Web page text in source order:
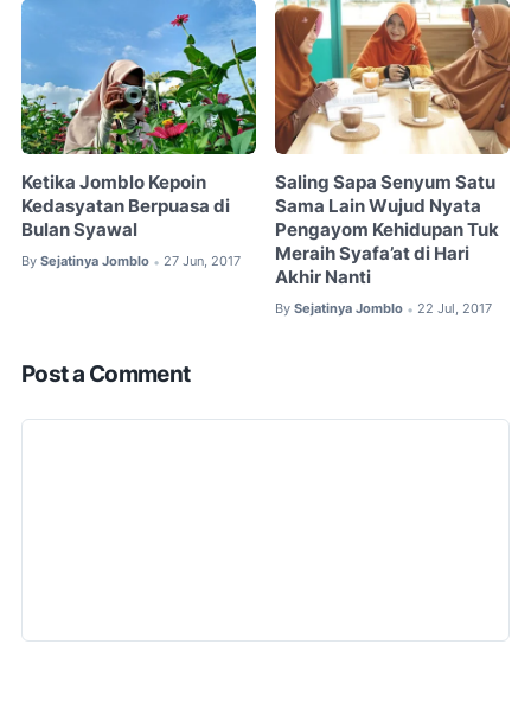
Ketika Jomblo Kepoin
Kedasyatan Berpuasa di
Bulan Syawal
By Sejatinya Jomblo • 27 Jun, 2017
Saling Sapa Senyum Satu
Sama Lain Wujud Nyata
Pengayom Kehidupan Tuk
Meraih Syafa’at di Hari
Akhir Nanti
By Sejatinya Jomblo • 22 Jul, 2017
Post a Comment